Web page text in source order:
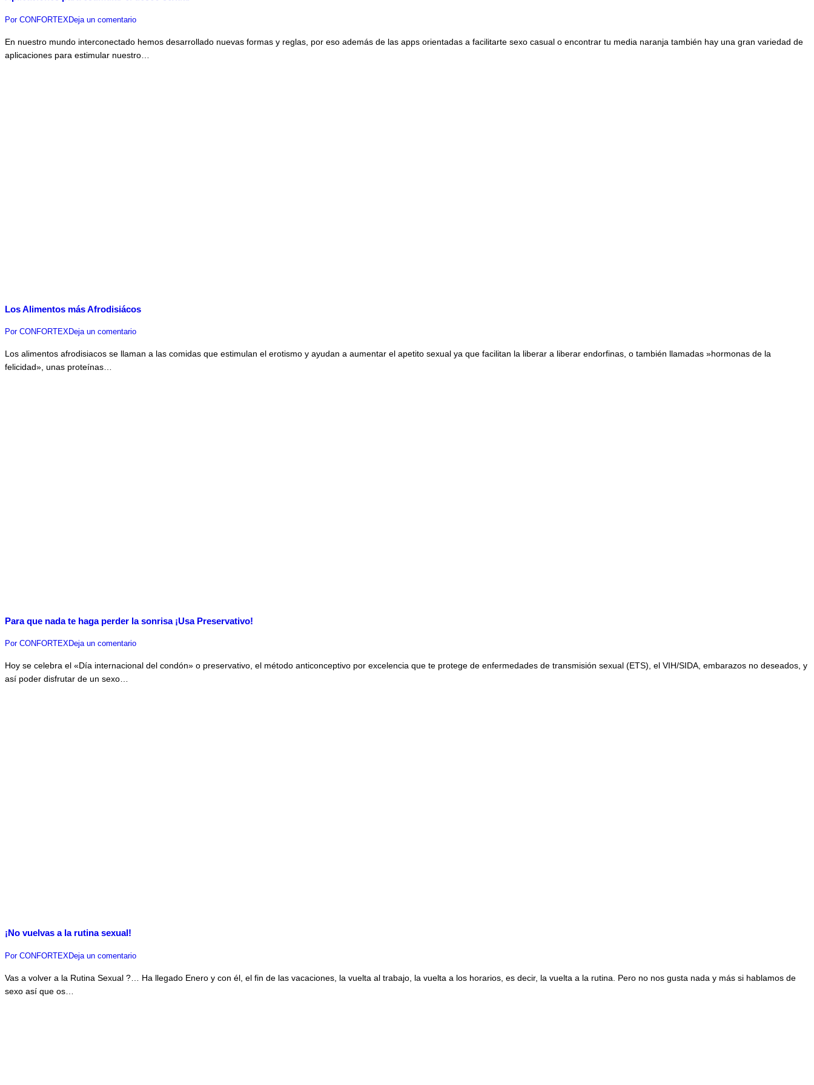
Por CONFORTEXDeja un comentario
En nuestro mundo interconectado hemos desarrollado nuevas formas y reglas, por eso además de las apps orientadas a facilitarte sexo casual o encontrar tu media naranja también hay una gran variedad de
aplicaciones para estimular nuestro…
Los Alimentos más Afrodisiácos
Por CONFORTEX Deja un comentario
Los alimentos afrodisiacos se llaman a las comidas que estimulan el erotismo y ayudan a aumentar el apetito sexual ya que facilitan la liberar a liberar endorfinas, o también llamadas »hormonas de la
felicidad», unas proteínas…
Para que nada te haga perder la sonrisa ¡Usa Preservativo!
Por CONFORTEXDeja un comentario
Hoy se celebra el «Día internacional del condón» o preservativo, el método anticonceptivo por excelencia que te protege de enfermedades de transmisión sexual (ETS), el VIH/SIDA, embarazos no deseados, y
así poder disfrutar de un sexo…
¡No vuelvas a la rutina sexual!
Por CONFORTEXDeja un comentario
Vas a volver a la Rutina Sexual ?… Ha llegado Enero y con él, el fin de las vacaciones, la vuelta al trabajo, la vuelta a los horarios, es decir, la vuelta a la rutina. Pero no nos gusta nada y más si hablamos de
sexo así que os…